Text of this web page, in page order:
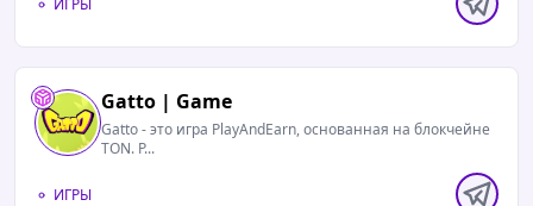
Gatto | Game
Gatto - это игра PlayAndEarn, основанная на блокчейне
TON. Р...
ИГРЫ